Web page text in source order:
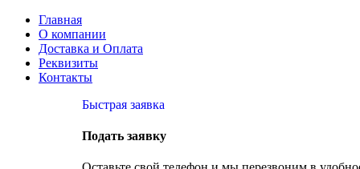
Главная
О компании
Доставка и Оплата
Реквизиты
Контакты
Быстрая заявка
Подать заявку